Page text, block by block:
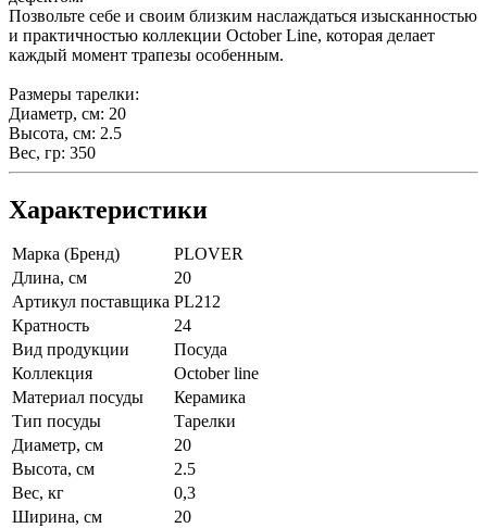
Позвольте себе и своим близким наслаждаться изысканностью
и практичностью коллекции October Line, которая делает
каждый момент трапезы особенным.
Размеры тарелки:
Диаметр, см: 20
Высота, см: 2.5
Вес, гр: 350
Характеристики
Марка (Бренд)
PLOVER
Длина, см
20
Артикул поставщика PL212
Кратность
24
Вид продукции
Посуда
Коллекция
October line
Материал посуды
Керамика
Тип посуды
Тарелки
Диаметр, см
20
Высота, см
2.5
Вес, кг
0,3
Ширина, см
20